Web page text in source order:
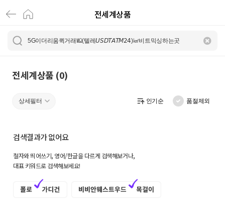
전
세
상
로
켓
전세계상품
전세계상품 (0)
상세필터 인기순 품절제외
검색결과가 없어요
철자와 띄어쓰기, 영어/한글을 다르게 검색해보거나,
대표 키워드로 검색해보세요!